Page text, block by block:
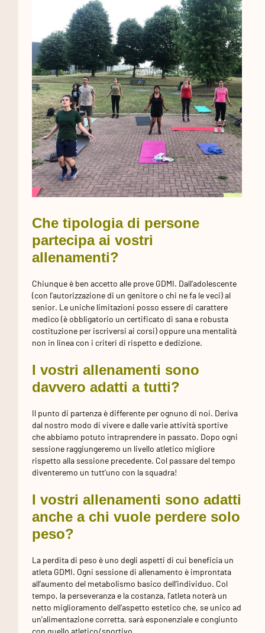
Che tipologia di persone
partecipa ai vostri
allenamenti?
Chiunque è ben accetto alle prove GDMI. Dall’adolescente
(con l’autorizzazione di un genitore o chi ne fa le veci) al
senior. Le uniche limitazioni posso essere di carattere
medico (è obbligatorio un certificato di sana e robusta
costituzione per iscriversi ai corsi) oppure una mentalità
non in linea con i criteri di rispetto e dedizione.
I vostri allenamenti sono
davvero adatti a tutti?
Il punto di partenza è differente per ognuno di noi. Deriva
dal nostro modo di vivere e dalle varie attività sportive
che abbiamo potuto intraprendere in passato. Dopo ogni
sessione raggiungeremo un livello atletico migliore
rispetto alla sessione precedente. Col passare del tempo
diventeremo un tutt’uno con la squadra!
I vostri allenamenti sono adatti
anche a chi vuole perdere solo
peso?
La perdita di peso è uno degli aspetti di cui beneficia un
atleta GDMI. Ogni sessione di allenamento è improntata
all’aumento del metabolismo basico dell’individuo. Col
tempo, la perseveranza e la costanza, l’atleta noterà un
netto miglioramento dell’aspetto estetico che, se unico ad
un’alimentazione corretta, sarà esponenziale e congiunto